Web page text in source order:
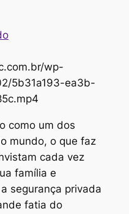
wp-
5b31a193-ea3b-
como um dos
mundo, o que faz
cada vez
família e
segurança privada
fatia do